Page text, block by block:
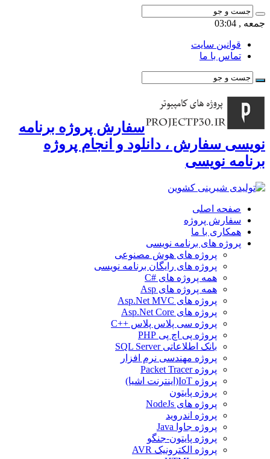
جمعه , 03:04
قوانین سایت
تماس با ما
سفارش پروژه برنامه
نویسی سفارش ، دانلود و انجام پروژه
برنامه نویسی
صفحه اصلی
سفارش پروژه
همکاری با ما
پروژه های برنامه نویسی
پروژه های هوش مصنوعی
پروژه های رایگان برنامه نویسی
همه پروژه های #C
همه پروژه های Asp
پروژه های Asp.Net MVC
پروژه های Asp.Net Core
پروژه سی پلاس پلاس ++C
پروژه پی اچ پی PHP
بانک اطلاعاتی SQL Server
پروژه مهندسی نرم افزار
پروژه Packet Tracer
پروژه IoT(اینترنت اشیا)
پروژه پایتون
پروژه های NodeJs
پروژه اندروید
پروژه جاوا Java
پروژه پایتون-جنگو
پروژه الکترونیک AVR